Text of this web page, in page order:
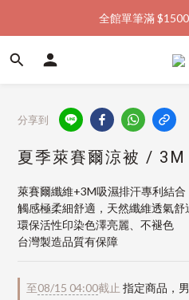
加入會員購物金
全館單筆滿
加入會員購物金
分享到
夏季萊賽爾涼被 / 3M
萊賽爾纖維+3M吸濕排汗專利結
觸感極柔細舒適，天然纖維透氣
環保活性印染色澤亮麗、不褪色
台灣製造品質有保障
至08/15 04:00截止 指定商品，